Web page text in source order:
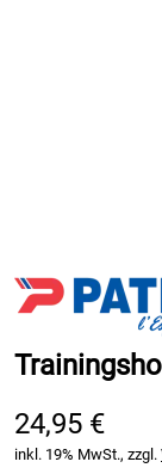
24,95 €
inkl. 19% MwSt., zzgl.